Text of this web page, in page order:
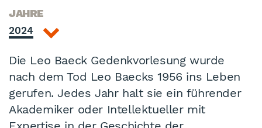
JAHRE
2024
Die Leo Baeck Gedenkvorlesung wurde
nach dem Tod Leo Baecks 1956 ins Leben
gerufen. Jedes Jahr halt sie ein führender
Akademiker oder Intellektueller mit